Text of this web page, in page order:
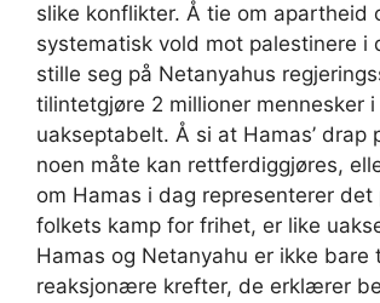
slike konflikter. Å tie om apartheid
systematisk vold mot palestinere i
stille seg på Netanyahus
tilintetgjøre 2 millioner mennesker i
uakseptabelt. Å si at Hamas’ drap
noen måte kan rettferdiggjøres,
om Hamas i dag representerer det
folkets kamp for frihet, er like
Hamas og Netanyahu er ikke bare
reaksjonære krefter, de erklærer